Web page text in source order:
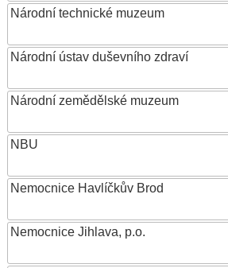
Národní technické muzeum
Národní ústav duševního zdraví
Národní zemědělské muzeum
NBU
Nemocnice Havlíčkův Brod
Nemocnice Jihlava, p.o.